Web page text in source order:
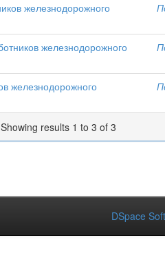
железнодорожного
железнодорожного
железнодорожного
Showing results 1 to 3 of 3
DSpace